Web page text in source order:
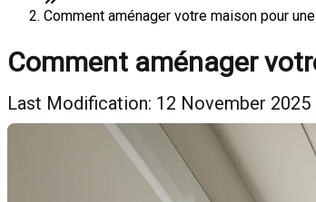
Comment aménager votre maison pour
Comment aménager
Last Modification: 12 November 2025